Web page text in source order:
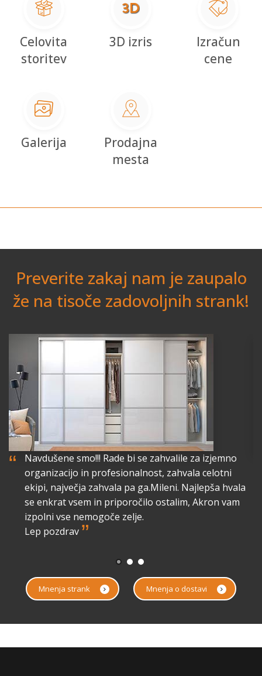
Celovita
storitev
3D izris
Izračun
cene
Galerija
Prodajna
mesta
Preverite zakaj nam je zaupalo
že na tisoče zadovoljnih strank!
“
Navdušene smo!!! Rade bi se zahvalile za izjemno
organizacijo in profesionalnost, zahvala celotni
ekipi, največja zahvala pa ga.Mileni. Najlepša hvala
se enkrat vsem in priporočilo ostalim, Akron vam
izpolni vse nemogoče zelje.
Lep pozdrav ”
Mnenja strank Mnenja o dostavi